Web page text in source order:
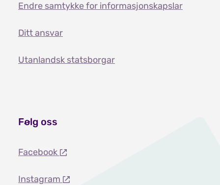
Endre samtykke for informasjonskapslar
Ditt ansvar
Utanlandsk statsborgar
Følg oss
Facebook
Instagram